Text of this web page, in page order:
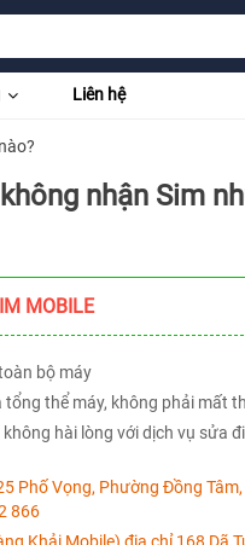
Liên hệ
nhận Sim
MOBILE
bộ máy
tổng thể máy, không phải mất
không hài lòng với dịch vụ sửa
Phố Vọng, Phường Đồng
866